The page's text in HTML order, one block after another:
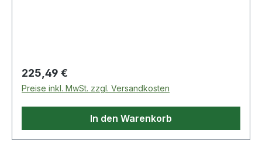
Regulärer Preis:
225,49 €
Preise inkl. MwSt. zzgl. Versandkosten
In den Warenkorb